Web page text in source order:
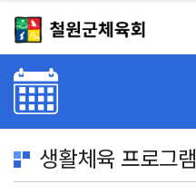
생활체육 프로그램